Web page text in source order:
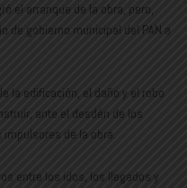
el arranque de la obra, pero,
de gobierno municipal del PAN a
la edificación, el daño y el robo
ante el desdén de los
de la obra.
entre los idos, los llegados y